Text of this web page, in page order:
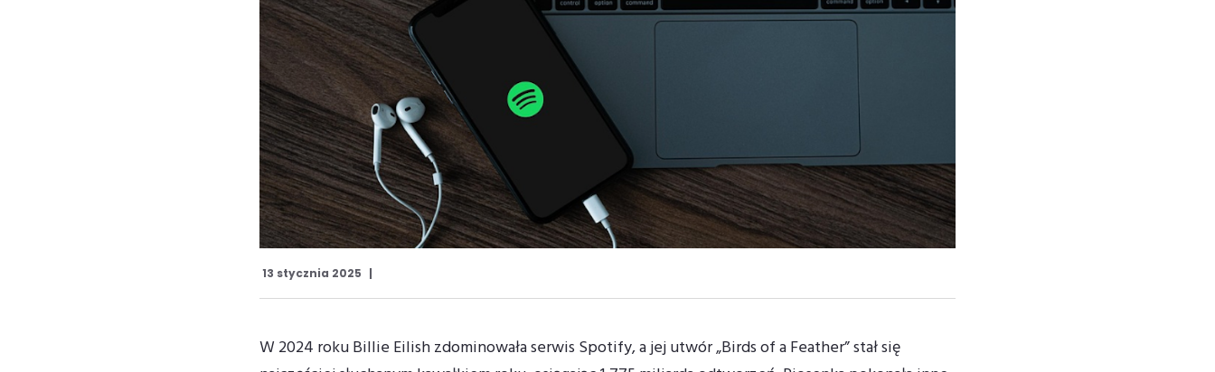
13 stycznia 2025
W 2024 roku Billie Eilish zdominowała serwis Spotify, a jej utwór „Birds of a Feather” stał się